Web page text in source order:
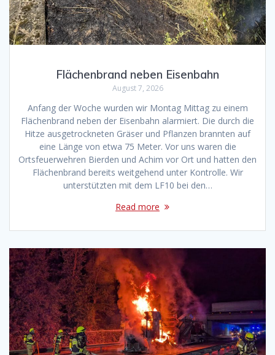
Flächenbrand neben Eisenbahn
August 7, 2026
Anfang der Woche wurden wir Montag Mittag zu einem
Flächenbrand neben der Eisenbahn alarmiert. Die durch die
Hitze ausgetrockneten Gräser und Pflanzen brannten auf
eine Länge von etwa 75 Meter. Vor uns waren die
Ortsfeuerwehren Bierden und Achim vor Ort und hatten den
Flächenbrand bereits weitgehend unter Kontrolle. Wir
unterstützten mit dem LF10 bei den…
Read more